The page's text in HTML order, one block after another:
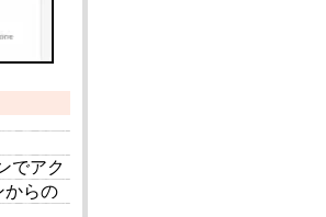
でアク
からの